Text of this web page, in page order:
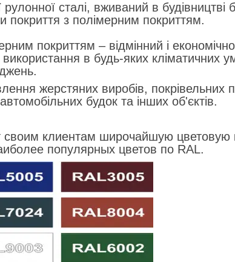
сталі, вживаний в будівництві
покриття з полімерним покриттям.
покриттям – відмінний і
в будь-яких кліматичних
жерстяних виробів, покрівельних
будок та інших об'єктів.
клиентам широчайшую цветовую
популярных цветов по RAL.